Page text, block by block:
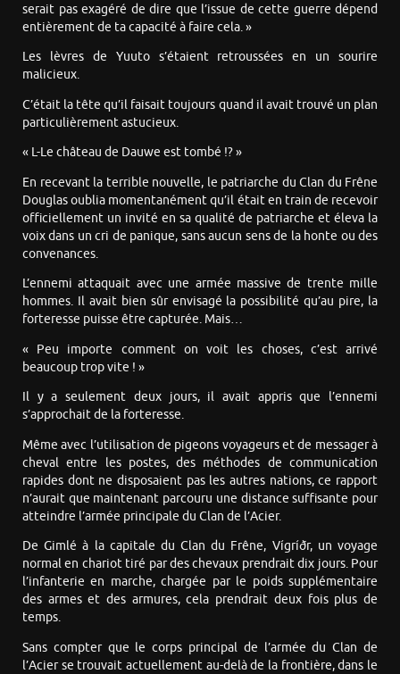
serait pas exagéré de dire que l’issue de cette guerre dépend
entièrement de ta capacité à faire cela. »
Les lèvres de Yuuto s’étaient retroussées en un sourire
malicieux.
C’était la tête qu’il faisait toujours quand il avait trouvé un plan
particulièrement astucieux.
« L-Le château de Dauwe est tombé !? »
En recevant la terrible nouvelle, le patriarche du Clan du Frêne
Douglas oublia momentanément qu’il était en train de recevoir
officiellement un invité en sa qualité de patriarche et éleva la
voix dans un cri de panique, sans aucun sens de la honte ou des
convenances.
L’ennemi attaquait avec une armée massive de trente mille
hommes. Il avait bien sûr envisagé la possibilité qu’au pire, la
forteresse puisse être capturée. Mais…
« Peu importe comment on voit les choses, c’est arrivé
beaucoup trop vite ! »
Il y a seulement deux jours, il avait appris que l’ennemi
s’approchait de la forteresse.
Même avec l’utilisation de pigeons voyageurs et de messager à
cheval entre les postes, des méthodes de communication
rapides dont ne disposaient pas les autres nations, ce rapport
n’aurait que maintenant parcouru une distance suffisante pour
atteindre l’armée principale du Clan de l’Acier.
De Gimlé à la capitale du Clan du Frêne, Vígríðr, un voyage
normal en chariot tiré par des chevaux prendrait dix jours. Pour
l’infanterie en marche, chargée par le poids supplémentaire
des armes et des armures, cela prendrait deux fois plus de
temps.
Sans compter que le corps principal de l’armée du Clan de
l’Acier se trouvait actuellement au-delà de la frontière, dans le